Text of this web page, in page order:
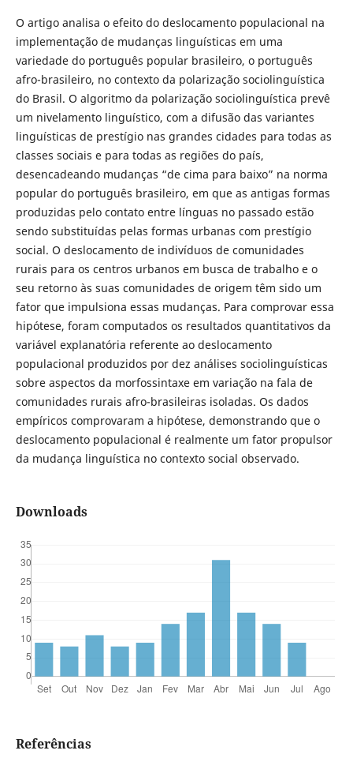
O artigo analisa o efeito do deslocamento populacional na
implementação de mudanças linguísticas em uma
variedade do português popular brasileiro, o português
afro-brasileiro, no contexto da polarização sociolinguística
do Brasil. O algoritmo da polarização sociolinguística prevê
um nivelamento linguístico, com a difusão das variantes
linguísticas de prestígio nas grandes cidades para todas as
classes sociais e para todas as regiões do país,
desencadeando mudanças “de cima para baixo” na norma
popular do português brasileiro, em que as antigas formas
produzidas pelo contato entre línguas no passado estão
sendo substituídas pelas formas urbanas com prestígio
social. O deslocamento de indivíduos de comunidades
rurais para os centros urbanos em busca de trabalho e o
seu retorno às suas comunidades de origem têm sido um
fator que impulsiona essas mudanças. Para comprovar essa
hipótese, foram computados os resultados quantitativos da
variável explanatória referente ao deslocamento
populacional produzidos por dez análises sociolinguísticas
sobre aspectos da morfossintaxe em variação na fala de
comunidades rurais afro-brasileiras isoladas. Os dados
empíricos comprovaram a hipótese, demonstrando que o
deslocamento populacional é realmente um fator propulsor
da mudança linguística no contexto social observado.
Downloads
Referências